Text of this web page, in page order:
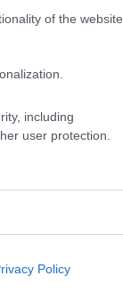
of the website
including
user protection.
Policy
AZAZ A